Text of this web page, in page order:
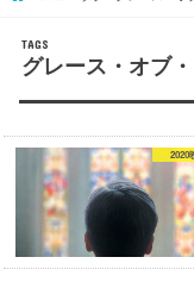
グレース・オブ
2020